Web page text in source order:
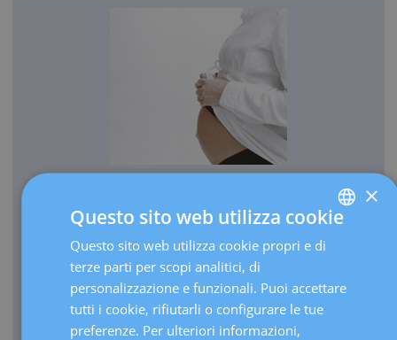
OSTETRICIA
Ogni anno facciamo nascere più di 3.000 bambini.
Annualmente, effettuiamo più di 30.000 ecografie in
corso di gravidanza.
In quanto centro di riferimento, eseguiamo oltre 3.000
visite l’anno per gravidanze ad alto rischio.
SPANISH
×
Questo sito web utilizza cookie
Questo sito web utilizza cookie propri e di
terze parti per scopi analitici, di
personalizzazione e funzionali. Puoi accettare
tutti i cookie, rifiutarli o configurare le tue
preferenze. Per ulteriori informazioni,